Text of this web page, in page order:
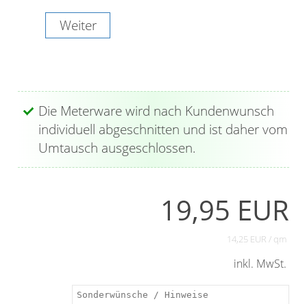
Weiter
Die Meterware wird nach Kundenwunsch
individuell abgeschnitten und ist daher vom
Umtausch ausgeschlossen.
19,95 EUR
14,25 EUR / qm
inkl. MwSt.